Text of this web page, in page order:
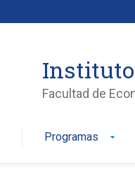
Facultad de
Programas arrow_drop_down